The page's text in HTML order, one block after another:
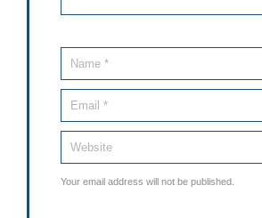
Your email address will not be published.